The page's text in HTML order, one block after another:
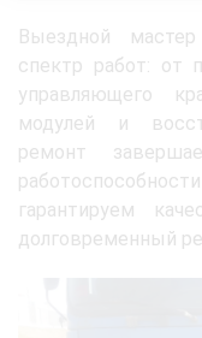
Выездной
спектр работ: от
управляющего
модулей и
ремонт
гарантируем
долговременный